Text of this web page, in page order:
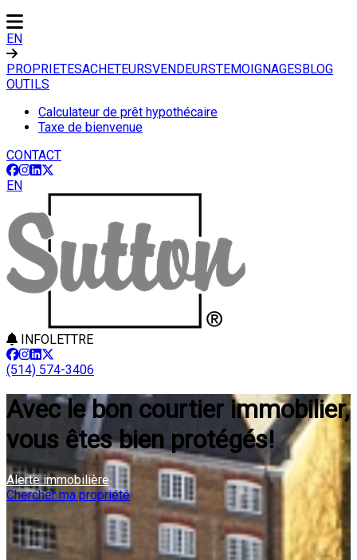
EN
PROPRIETESACHETEURSVENDEURSTEMOIGNAGESBLOG
OUTILS
Calculateur de prêt hypothécaire
Taxe de bienvenue
CONTACT
EN
INFOLETTRE
(514) 574-3406
Avec le bon courtier immobilier,
vous êtes bien protégés!
Alerte immobilière
Chercher ma propriété